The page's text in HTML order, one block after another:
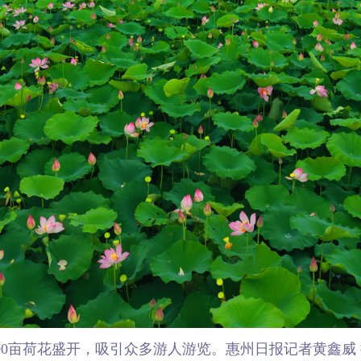
亩荷花盛开，吸引众多游人游览。惠州日报记者黄鑫威